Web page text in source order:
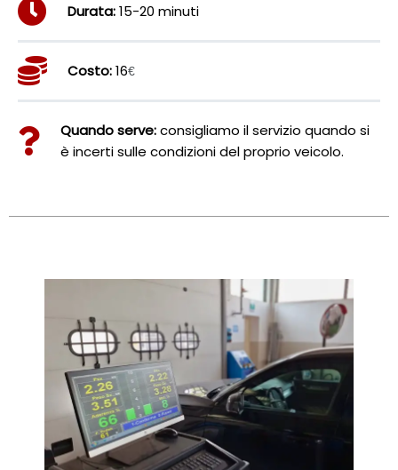
Durata:15-20 minuti
Costo:16€
Quando serve:consigliamo il servizio quando si
è incerti sulle condizioni del proprio veicolo.